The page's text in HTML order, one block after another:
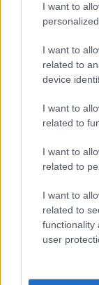
I want to
I want to
related to
device
I want to
related to
I want to
related to
I want to
related to
functionality
user
ELŐZŐ
Megszólalt
öngyilkos
elvesztése
Melissa